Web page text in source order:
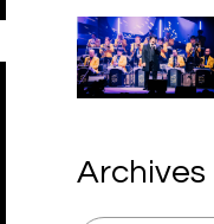
Archives